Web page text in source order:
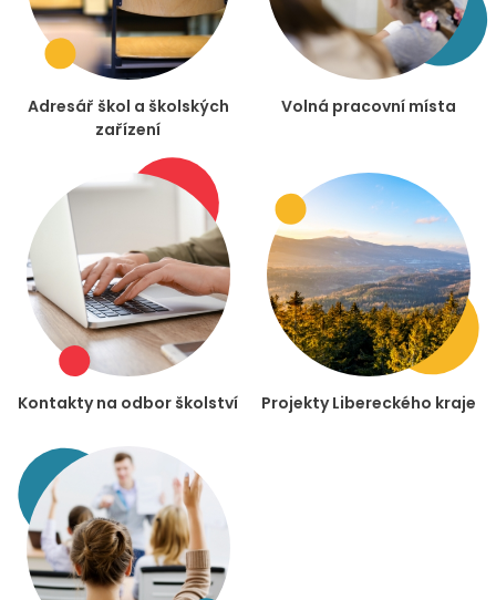
Adresář škol a školských
zařízení
Volná pracovní místa
Kontakty na odbor školství Projekty Libereckého kraje